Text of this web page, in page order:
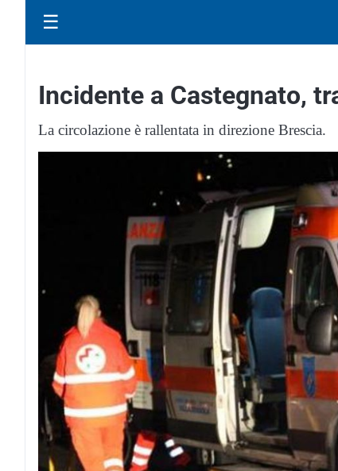
☰
Incidente a Castegnato,
La circolazione è rallentata in direzione Brescia.